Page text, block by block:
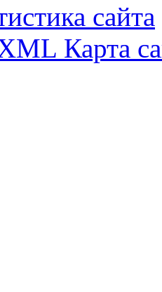
сайта
Карта